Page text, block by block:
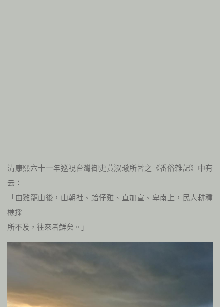
清康熙六十一年巡視台灣御史黃淑璥所著之《番俗雜記》中有
云：
「由雞籠山後，山朝社、蛤仔難、直加宣、卑南上，民人耕種
樵採
所不及，往來者鮮矣。」